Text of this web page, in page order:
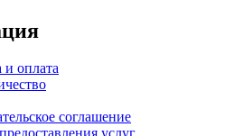
и оплата
соглашение